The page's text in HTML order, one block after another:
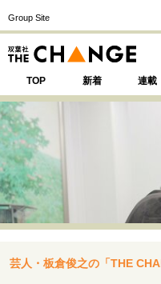
Group Site
TOP 新着 連載
SPECIAL 注目の記事テーマ
運命を変えた出会い
芸人・板倉俊之の「THE